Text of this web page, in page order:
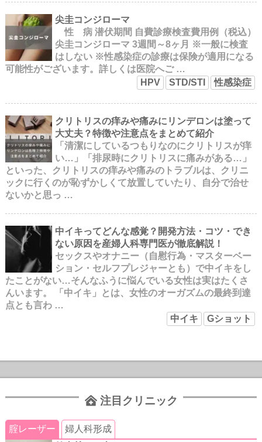
尖圭コンジローマ
性 病 潜伏期間 自費診療検査費用例（税込）
尖圭コンジローマ 3週間～8ヶ月 ※一般に検査
はしない ※性感染症の診療は保険が適用になる
可能性がございます。詳しくは医院へご …
HPV
STD/STI 性感染症
クリトリスの痒みや痛みにリンデロンは塗って
大丈夫？特徴や注意点をまとめて紹介
「清潔にしているつもりなのにクリトリスが痒
い…」「排尿時にクリトリスに痛みがある…」
といった、クリトリスの痒みや痛みのトラブルは、クリニ
ックに行くのが恥ずかしくて放置していたり、自分で治せ
ないかと思っ …
中イキってどんな感覚？開発方法・コツ・でき
ない原因を産婦人科専門医が徹底解説！
セックスやオナニー（自慰行為・マスターベー
ション・セルフプレジャーとも）で中イキをし
たことがない…そんなふうに悩んでいる女性は実はたくさ
んいます。 「中イキ」とは、女性のオーガズムの最終到達
点とも言わ …
中イキ
Gショット
注目クリニック
腟レーザー
婦人科形成